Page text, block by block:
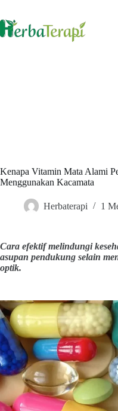
content
Kenapa Vitamin Mata Alami
Menggunakan Kacamata
Herbaterapi 1
Cara efektif melindungi
asupan pendukung selain
optik.